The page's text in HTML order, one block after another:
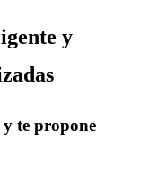
y
te propone